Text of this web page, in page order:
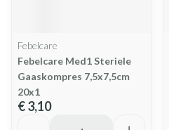
Febelcare
Febelcare Med1 Steriele
Gaaskompres 7,5x7,5cm
20x1
€ 3,10